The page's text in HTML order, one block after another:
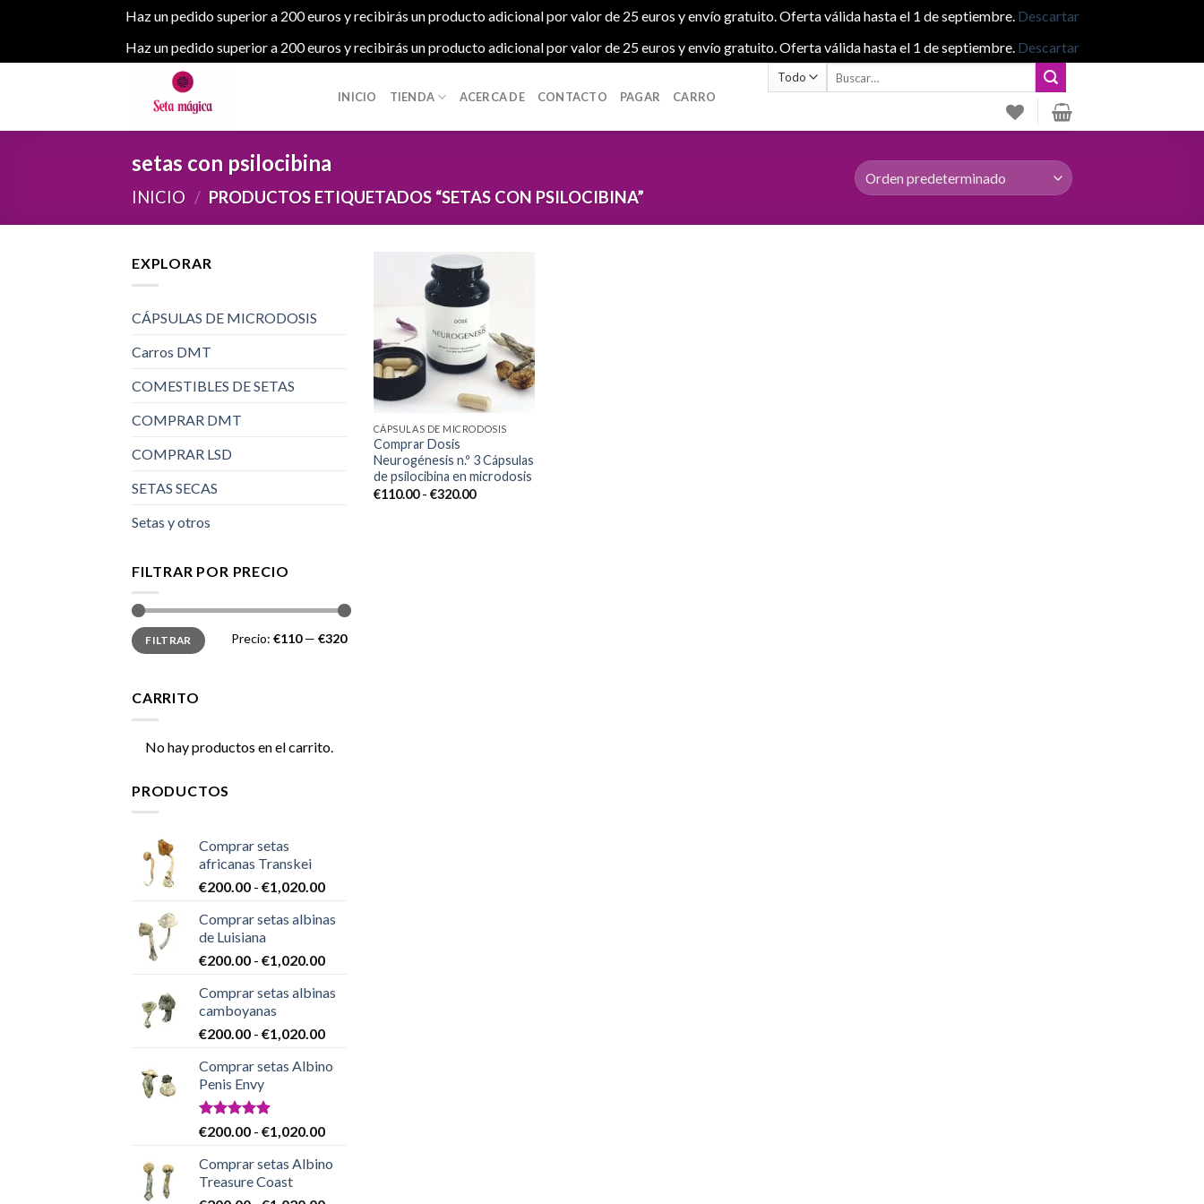
Haz un pedido superior a 200 euros y recibirás un producto adicional por valor de 25 euros y envío gratuito. Oferta válida hasta el 1 de septiembre. Descartar
Haz un pedido superior a 200 euros y recibirás un producto adicional por valor de 25 euros y envío gratuito. Oferta válida hasta el 1 de septiembre. Descartar
INICIO TIENDA ACERCA DE CONTACTO PAGAR CARRO
Buscar
setas con psilocibina
INICIO / PRODUCTOS ETIQUETADOS “SETAS CON PSILOCIBINA”
EXPLORAR
CÁPSULAS DE MICRODOSIS
Carros DMT
COMESTIBLES DE SETAS
COMPRAR DMT
COMPRAR LSD
SETAS SECAS
Setas y otros
FILTRAR POR PRECIO
Precio
mínimo
Precio
máximo
FILTRAR Precio: €110— €320
CARRITO
No hay productos en el carrito.
PRODUCTOS
Comprar setas
africanas Transkei
€200.00 - €1,020.00Rango
precios:
€200.00
€1,020.00
Comprar setas albinas
de Luisiana
€200.00 - €1,020.00Rango
precios:
€200.00
€1,020.00
Comprar setas albinas
camboyanas
€200.00 - €1,020.00Rango
precios:
hasta
Comprar setas Albino
Penis Envy
Valorado
de 5
€200.00 - €1,020.00Rango
precios:
Comprar setas Albino
Treasure Coast
Add to
wishlist
CÁPSULAS DE MICRODOSIS
Comprar Dosis
Neurogénesis n.º 3 Cápsulas
de psilocibina en microdosis
€110.00 - €320.00Rango